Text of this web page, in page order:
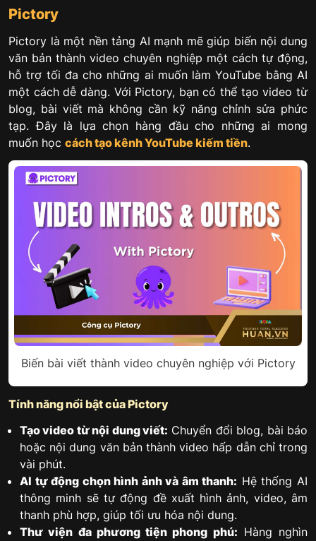
Pictory
Pictory là một nền tảng AI mạnh mẽ giúp biến nội dung
văn bản thành video chuyên nghiệp một cách tự động,
hỗ trợ tối đa cho những ai muốn làm YouTube bằng AI
một cách dễ dàng. Với Pictory, bạn có thể tạo video từ
blog, bài viết mà không cần kỹ năng chỉnh sửa phức
tạp. Đây là lựa chọn hàng đầu cho những ai mong
muốn học cách tạo kênh YouTube kiếm tiền.
Biến bài viết thành video chuyên nghiệp với Pictory
Tính năng nổi bật của Pictory
Tạo video từ nội dung viết: Chuyển đổi blog, bài báo
hoặc nội dung văn bản thành video hấp dẫn chỉ trong
vài phút.
AI tự động chọn hình ảnh và âm thanh: Hệ thống AI
thông minh sẽ tự động đề xuất hình ảnh, video, âm
thanh phù hợp, giúp tối ưu hóa nội dung.
Thư viện đa phương tiện phong phú: Hàng nghìn